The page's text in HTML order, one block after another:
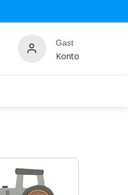
Gast
Konto